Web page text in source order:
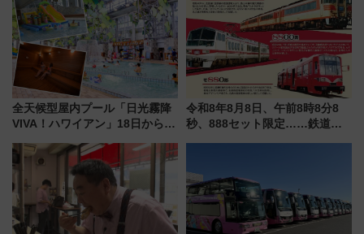
全天候型屋内プール「日光霧降
VIVA！ハワイアン」18日から営
ァミリーから大人まで幅広い世
代が一日中楽しる夏のリゾート
を楽しんで
令和8年8月8日、午前8時8分8
秒、888セット限定……鉄道各